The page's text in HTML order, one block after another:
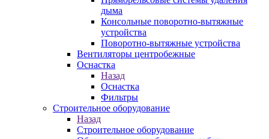
дыма
Консольные поворотно-вытяжные
устройства
Поворотно-вытяжные устройства
Вентиляторы центробежные
Оснастка
Назад
Оснастка
Фильтры
Строительное оборудование
Назад
Строительное оборудование